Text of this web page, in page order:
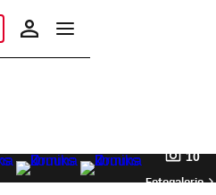
10
Fotogalerie